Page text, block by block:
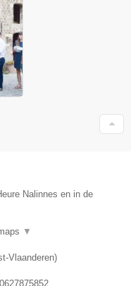
Nalinnes en in de
▼
Vlaanderen)